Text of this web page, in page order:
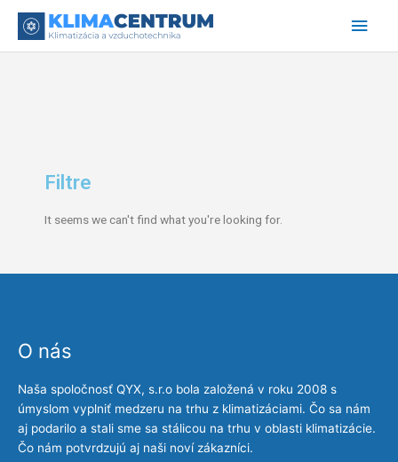
Filtre
It seems we can't find what you're looking for.
O nás
Naša spoločnosť QYX, s.r.o bola založená v roku 2008 s
úmyslom vyplniť medzeru na trhu z klimatizáciami. Čo sa nám
aj podarilo a stali sme sa stálicou na trhu v oblasti klimatizácie.
Čo nám potvrdzujú aj naši noví zákazníci.